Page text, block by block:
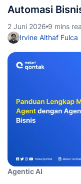
Automasi
2 Juni 2026 9 mins
Irvine Althaf Fulca
Agentic AI